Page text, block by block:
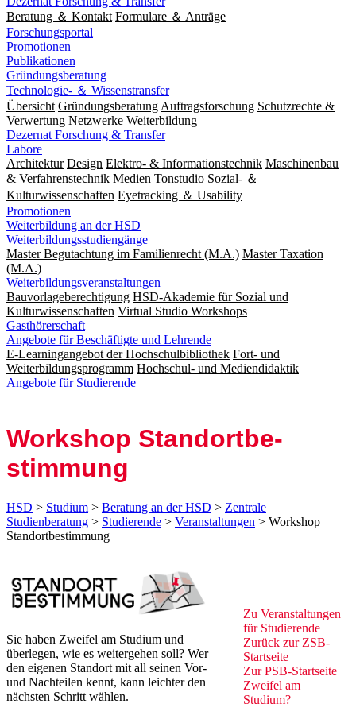
Beratung ＆ Kontakt Formulare ＆ Anträge
Forschungsportal
Promotionen
Publikationen
Gründungsberatung
Technologie- ＆ Wissenstransfer
Übersicht Gründungsberatung Auftragsforschung Schutzrechte &
Verwertung Netzwerke Weiterbildung
Dezernat Forschung & Transfer
Labore
Architektur Design Elektro- & Informationstechnik Maschinenbau
& Verfahrenstechnik Medien Tonstudio Sozial- ＆
Kulturwissenschaften Eyetracking ＆ Usability
Promotionen
Weiterbildung an der HSD
Weiterbildungsstudiengänge
Master Begutachtung im Familienrecht (M.A.) Master Taxation
(M.A.)
Weiterbildungsveranstaltungen
Bauvorlageberechtigung HSD-Akademie für Sozial und
Kulturwissenschaften Virtual Studio Workshops
Gasthörerschaft
Angebote für Beschäftigte und Lehrende
E-Learningangebot der Hochschulbibliothek Fort- und
Weiterbildungsprogramm Hochschul- und Mediendidaktik
Angebote für Studierende
Work­shop Stand­ort­be­
stimmung
HSD > Studium > Beratung an der HSD > Zentrale
Studienberatung > Studierende > Veranstaltungen > Workshop
Standortbestimmung
​Sie haben Zweifel am Studium und
überlegen, wie es weitergehen soll? Wer
den eigenen Standort mit all seinen Vor-
und Nachteilen kennt, kann leichter den
nächsten Schritt wählen.
Zu V​era​nsta​ltungen
für Studierende
Zurück zur ZSB​-
Startseite
Zur PSB-​Startseite
Zweifel am
Studium?